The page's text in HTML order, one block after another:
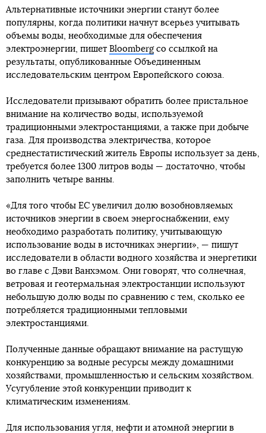
Альтернативные источники энергии станут более
популярны, когда политики начнут всерьез учитывать
объемы воды, необходимые для обеспечения
электроэнергии, пишет Bloombergсо ссылкой на
результаты, опубликованные Объединенным
исследовательским центром Европейского союза.
Исследователи призывают обратить более пристальное
внимание на количество воды, используемой
традиционными электростанциями, а также при добыче
газа. Для производства электричества, которое
среднестатистический житель Европы использует за день,
требуется более 1300 литров воды — достаточно, чтобы
заполнить четыре ванны.
«Для того чтобы ЕС увеличил долю возобновляемых
источников энергии в своем энергоснабжении, ему
необходимо разработать политику, учитывающую
использование воды в источниках энергии», — пишут
исследователи в области водного хозяйства и энергетики
во главе с Дэви Ванхэмом. Они говорят, что солнечная,
ветровая и геотермальная электростанции используют
небольшую долю воды по сравнению с тем, сколько ее
потребляется традиционными тепловыми
электростанциями.
Полученные данные обращают внимание на растущую
конкуренцию за водные ресурсы между домашними
хозяйствами, промышленностью и сельским хозяйством.
Усугубление этой конкуренции приводит к
климатическим изменениям.
Для использования угля, нефти и атомной энергии в